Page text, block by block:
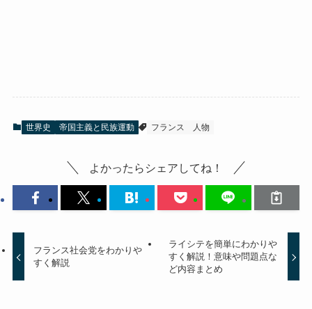
世界史 帝国主義と民族運動 フランス 人物
よかったらシェアしてね！
フランス社会党をわかりや
すく解説
ライシテを簡単にわかりや
すく解説！意味や問題点な
ど内容まとめ